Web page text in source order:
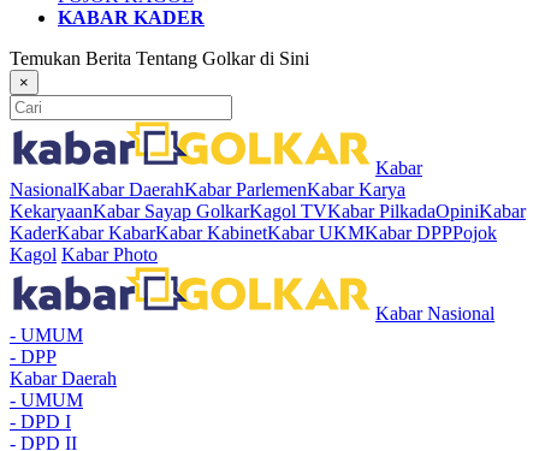
KABAR KADER
Temukan Berita Tentang Golkar di Sini
×
Kabar
NasionalKabar DaerahKabar ParlemenKabar Karya
KekaryaanKabar Sayap GolkarKagol TVKabar PilkadaOpiniKabar
KaderKabar KabarKabar KabinetKabar UKMKabar DPPPojok
Kagol Kabar Photo
Kabar Nasional
- UMUM
- DPP
Kabar Daerah
- UMUM
- DPD I
- DPD II